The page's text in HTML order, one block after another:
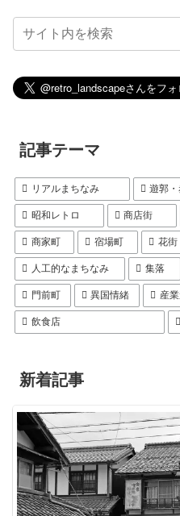
記事テーマ
リアルまちなみ 遊郭
昭和レトロ 商店街
商家町 宿場町 花街
人工的なまちなみ 集落
門前町 異国情緒 産
飲食店
新着記事